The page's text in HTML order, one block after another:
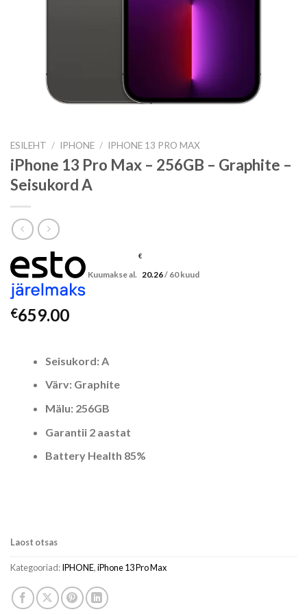
ESILEHT / IPHONE / IPHONE 13 PRO MAX
iPhone 13 Pro Max – 256GB – Graphite –
Seisukord A
Kuumakse al.
€
20.26/ 60 kuud
€659.00
Seisukord: A
Värv: Graphite
Mälu: 256GB
Garantii 2 aastat
Battery Health 85%
Laost otsas
Kategooriad:IPHONE,iPhone 13 Pro Max